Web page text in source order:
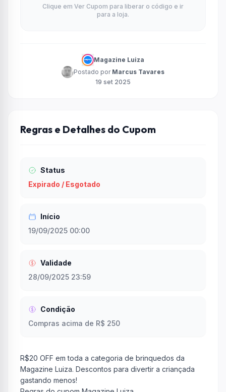
Clique em Ver Cupom para liberar o código e ir
para a loja.
Magazine Luiza
Postado por Marcus Tavares
19 set 2025
Regras e Detalhes do Cupom
Status
Expirado / Esgotado
Início
19/09/2025 00:00
Validade
28/09/2025 23:59
Condição
Compras acima de R$ 250
R$20 OFF em toda a categoria de brinquedos da
Magazine Luiza. Descontos para divertir a criançada
gastando menos!